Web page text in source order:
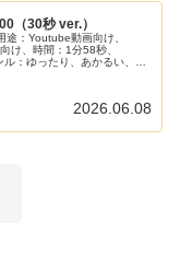
（30秒 ver.）
途：Youtube動画向け、
け、時間：1分58秒、
：ゆったり、あかるい、楽
2026.06.08